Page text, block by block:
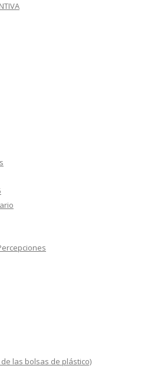
de las bolsas de plástico)